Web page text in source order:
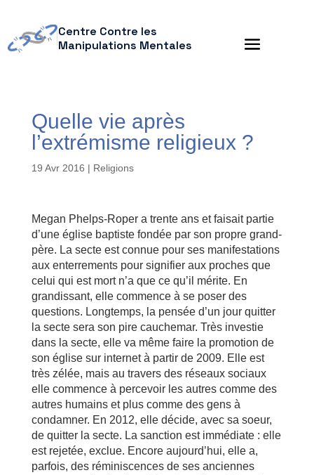
Centre Contre les
Manipulations Mentales
Quelle vie après
l’extrémisme religieux ?
19 Avr 2016 | Religions
Megan Phelps-Roper a trente ans et faisait partie
d’une église baptiste fondée par son propre grand-
père. La secte est connue pour ses manifestations
aux enterrements pour signifier aux proches que
celui qui est mort n’a que ce qu’il mérite. En
grandissant, elle commence à se poser des
questions. Longtemps, la pensée d’un jour quitter
la secte sera son pire cauchemar. Très investie
dans la secte, elle va même faire la promotion de
son église sur internet à partir de 2009. Elle est
très zélée, mais au travers des réseaux sociaux
elle commence à percevoir les autres comme des
autres humains et plus comme des gens à
condamner. En 2012, elle décide, avec sa soeur,
de quitter la secte. La sanction est immédiate : elle
est rejetée, exclue. Encore aujourd’hui, elle a,
parfois, des réminiscences de ses anciennes